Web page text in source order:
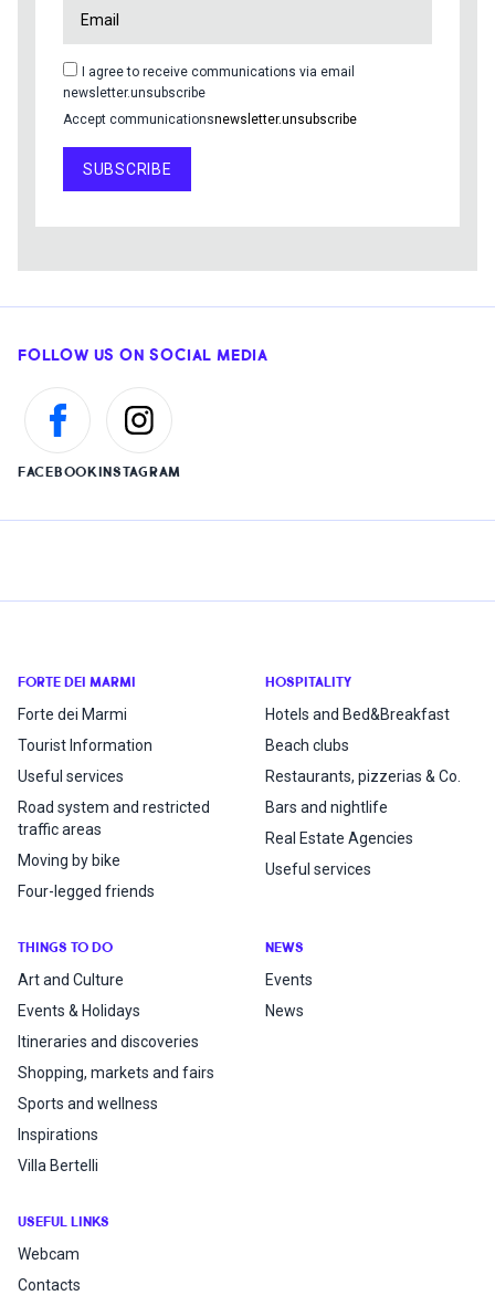
I agree to receive communications via email
newsletter.unsubscribe
Accept communicationsnewsletter.unsubscribe
SUBSCRIBE
FOLLOW US ON SOCIAL MEDIA
FACEBOOKINSTAGRAM
FORTE DEI MARMI
Forte dei Marmi
Tourist Information
Useful services
Road system and restricted
traffic areas
Moving by bike
Four-legged friends
HOSPITALITY
Hotels and Bed&Breakfast
Beach clubs
Restaurants, pizzerias & Co.
Bars and nightlife
Real Estate Agencies
Useful services
THINGS TO DO
Art and Culture
Events & Holidays
Itineraries and discoveries
Shopping, markets and fairs
Sports and wellness
Inspirations
Villa Bertelli
NEWS
Events
News
USEFUL LINKS
Webcam
Contacts